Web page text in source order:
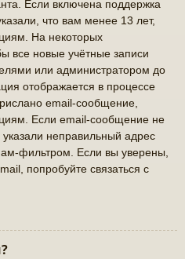
Если включена поддержка
что вам менее 13 лет,
На некоторых
все новые учётные записи
или администратором до
отображается в процессе
email-сообщение,
Если email-сообщение не
неправильный адрес
фильтром. Если вы уверены,
попробуйте связаться с